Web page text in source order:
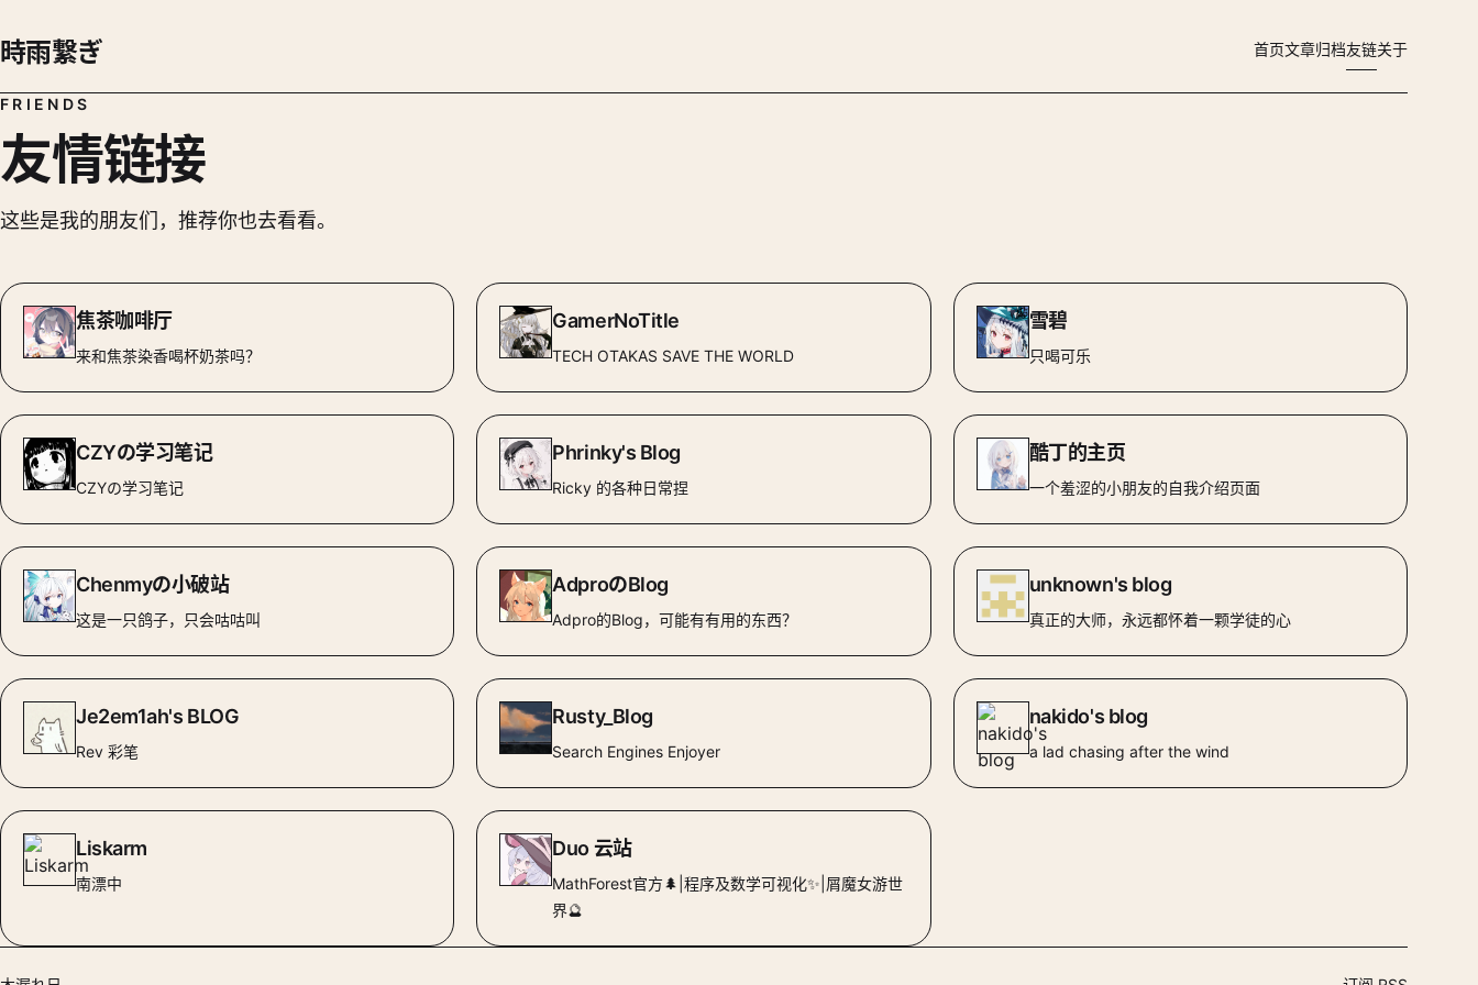
時雨繋ぎ 首页文章归档友链关于
FRIENDS
友情链接
这些是我的朋友们，推荐你也去看看。
焦茶咖啡厅
来和焦茶染香喝杯奶茶吗？
GamerNoTitle
TECH OTAKAS SAVE THE WORLD
雪碧
只喝可乐
CZYの学习笔记
CZYの学习笔记
Phrinky's Blog
Ricky 的各种日常捏
酷丁的主页
一个羞涩的小朋友的自我介绍页面
Chenmyの小破站
这是一只鸽子，只会咕咕叫
AdproのBlog
Adpro的Blog，可能有有用的东西？
unknown's blog
真正的大师，永远都怀着一颗学徒的心
Je2em1ah's BLOG
Rev 彩笔
Rusty_Blog
Search Engines Enjoyer
nakido's blog
a lad chasing after the wind
Liskarm
南漂中
Duo 云站
MathForest官方🌲|程序及数学可视化✨|屑魔女游世
界🔮